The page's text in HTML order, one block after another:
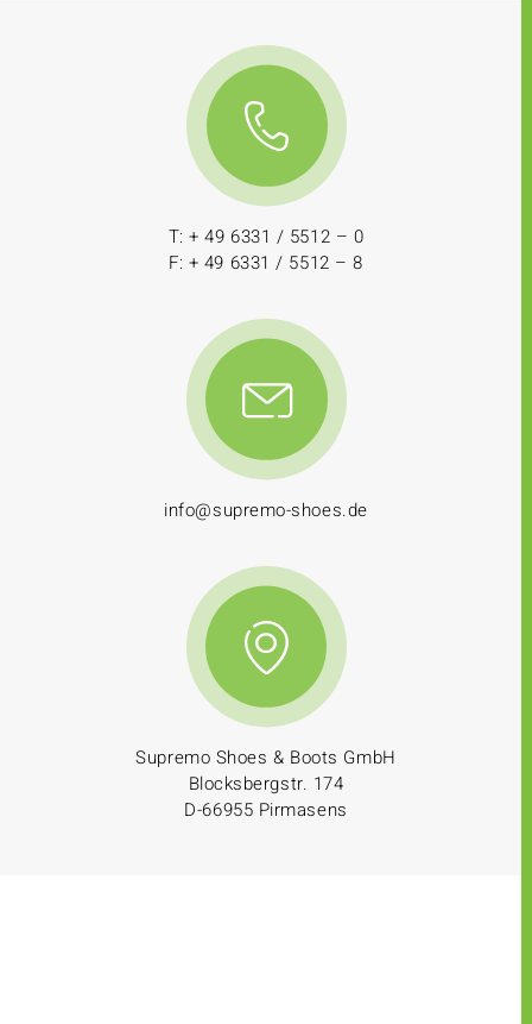
T: + 49 6331 / 5512 – 0
F: + 49 6331 / 5512 – 8
info@supremo-shoes.de
Supremo Shoes & Boots GmbH
Blocksbergstr. 174
D-66955 Pirmasens